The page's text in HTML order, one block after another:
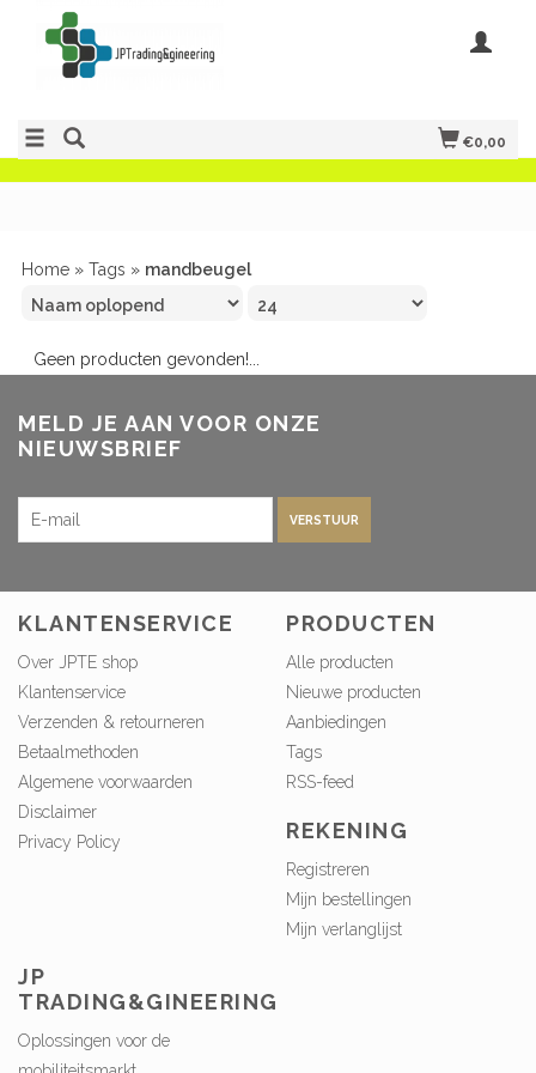
€0,00
Home » Tags » mandbeugel
Geen producten gevonden!...
MELD JE AAN VOOR ONZE
NIEUWSBRIEF
VERSTUUR
KLANTENSERVICE
Over JPTE shop
Klantenservice
Verzenden & retourneren
Betaalmethoden
Algemene voorwaarden
Disclaimer
Privacy Policy
PRODUCTEN
Alle producten
Nieuwe producten
Aanbiedingen
Tags
RSS-feed
REKENING
Registreren
Mijn bestellingen
Mijn verlanglijst
JP
TRADING&GINEERING
Oplossingen voor de